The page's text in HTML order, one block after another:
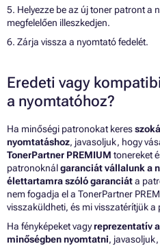
5. Helyezze be az új toner patront a
megfelelően illeszkedjen.
6. Zárja vissza a nyomtató fedelét.
Eredeti vagy
a nyomtatóhoz?
Ha minőségi patronokat keres
nyomtatáshoz, javasoljuk, hogy
TonerPartner PREMIUM tonereket
patronoknálgaranciát vállalunk a
élettartamra szóló garanciáta
nem fogadja el a TonerPartner
visszaküldheti, és mi visszatérítjük a
Ha fényképeket vagyreprezentatív
minőségben nyomtatni,